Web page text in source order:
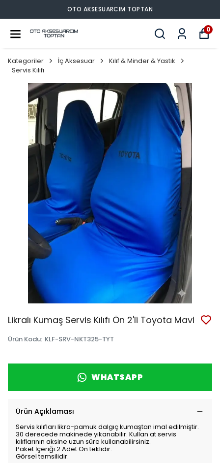
OTO AKSESUARCIM TOPTAN
0
Kategoriler İç Aksesuar
Kılıf & Minder & Yastık
Servis Kılıfı
Likralı Kumaş Servis Kılıfı Ön 2'li Toyota Mavi
Ürün Kodu: KLF-SRV-NKT325-TYT
WHATSAPP
Ürün Açıklaması
Servis kılıfları likra-pamuk dalgıç kumaştan imal edilmiştir.
30 derecede makinede yıkanabilir. Kullan at servis
kılıflarının aksine uzun süre kullanabilirsiniz.
Paket İçeriği:2 Adet Ön teklidir.
Görsel temsilidir.